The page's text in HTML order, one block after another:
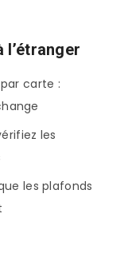
l’étranger
carte :
les
les plafonds